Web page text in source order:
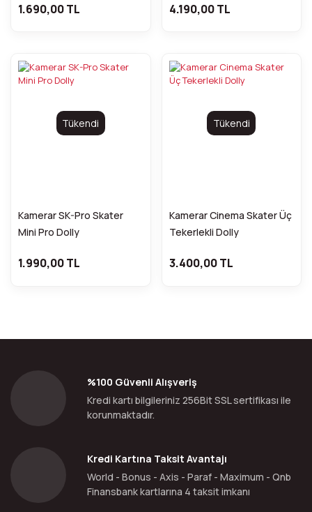
1.690,00 TL 4.190,00 TL
Tükendi
Kamerar SK-Pro Skater
Mini Pro Dolly
1.990,00 TL
Tükendi
Kamerar Cinema Skater Üç
Tekerlekli Dolly
3.400,00 TL
%100 Güvenli Alışveriş
Kredi kartı bilgileriniz 256Bit SSL sertifikası ile
korunmaktadır.
Kredi Kartına Taksit Avantajı
World - Bonus - Axis - Paraf - Maximum - Qnb
Finansbank kartlarına 4 taksit imkanı